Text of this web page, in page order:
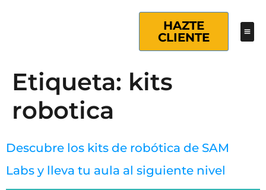
HAZTE
CLIENTE
Etiqueta: kits
robotica
Descubre los kits de robótica de SAM
Labs y lleva tu aula al siguiente nivel